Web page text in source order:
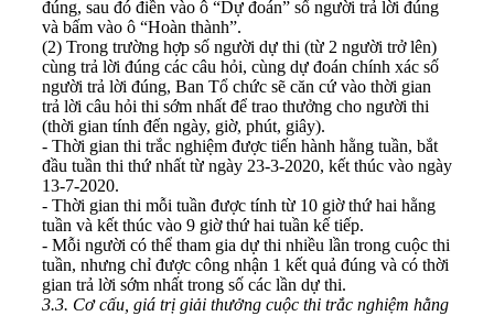
đúng, sau đó điền vào ô “Dự đoán” số người trả lời đúng
và bấm vào ô “Hoàn thành”.
(2) Trong trường hợp số người dự thi (từ 2 người trở lên)
cùng trả lời đúng các câu hỏi, cùng dự đoán chính xác số
người trả lời đúng, Ban Tổ chức sẽ căn cứ vào thời gian
trả lời câu hỏi thi sớm nhất để trao thưởng cho người thi
(thời gian tính đến ngày, giờ, phút, giây).
- Thời gian thi trắc nghiệm được tiến hành hằng tuần, bắt
đầu tuần thi thứ nhất từ ngày 23-3-2020, kết thúc vào ngày
13-7-2020.
- Thời gian thi mỗi tuần được tính từ 10 giờ thứ hai hằng
tuần và kết thúc vào 9 giờ thứ hai tuần kế tiếp.
- Mỗi người có thể tham gia dự thi nhiều lần trong cuộc thi
tuần, nhưng chỉ được công nhận 1 kết quả đúng và có thời
gian trả lời sớm nhất trong số các lần dự thi.
3.3. Cơ cấu, giá trị giải thưởng cuộc thi trắc nghiệm hằng